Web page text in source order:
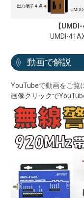
【
UMDI-
動画で解説
YouTubeで動画をご覧
画像クリックで